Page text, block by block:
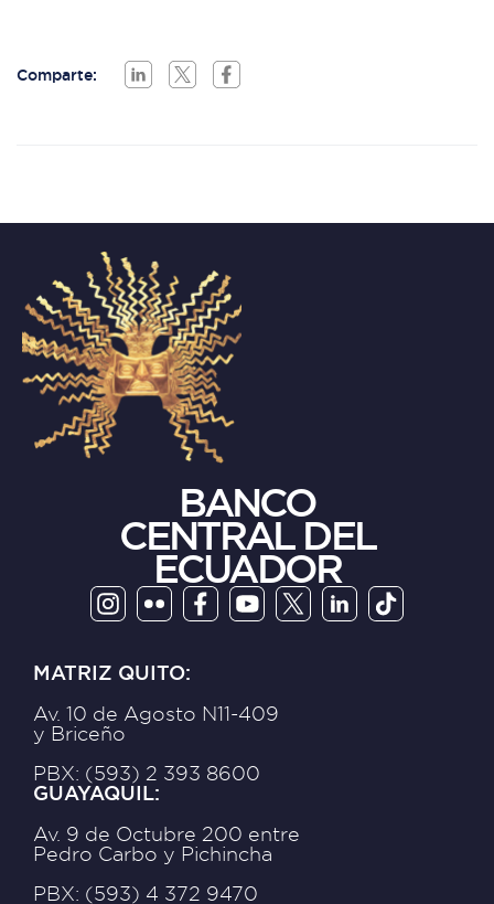
Comparte:
BANCO
CENTRAL DEL
ECUADOR
MATRIZ QUITO:
Av. 10 de Agosto N11-409
y Briceño
PBX: (593) 2 393 8600
GUAYAQUIL:
Av. 9 de Octubre 200 entre
Pedro Carbo y Pichincha
PBX: (593) 4 372 9470